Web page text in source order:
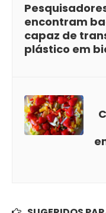
encontram
capaz de
plástico em